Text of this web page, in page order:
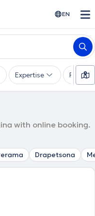
EN
Expertise
with online booking.
Drapetsona